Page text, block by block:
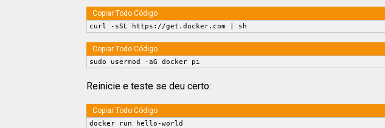
Copiar Todo Código
curl -sSL https://get.docker.com | sh
Copiar Todo Código
sudo usermod -aG docker pi
Reinicie e teste se deu certo:
Copiar Todo Código
docker run hello-world